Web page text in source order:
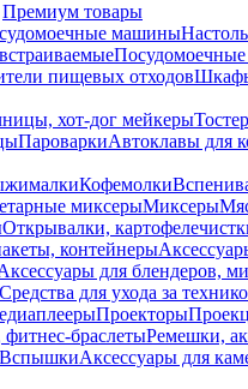
Премиум товары
машины
пищевых отходов
хот-дог мейкеры
ПароваркиАвтоклавы для
Кофемолки
миксерыМиксеры
Открывалки,
контейнеры
для блендеров,
Средства для ухода за
Проекторы
браслетыРемешки,
ВспышкиАксессуары для